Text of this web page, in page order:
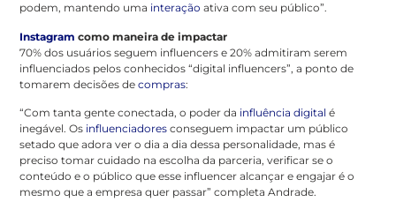
podem, mantendo uma interação ativa com seu público”.
Instagram como maneira de impactar
70% dos usuários seguem influencers e 20% admitiram serem
influenciados pelos conhecidos “digital influencers”, a ponto de
tomarem decisões decompras:
“Com tanta gente conectada, o poder da influência digital é
inegável. Os influenciadores conseguem impactar um público
setado que adora ver o dia a dia dessa personalidade, mas é
preciso tomar cuidado na escolha da parceria, verificar se o
conteúdo e o público que esse influencer alcançar e engajar é o
mesmo que a empresa quer passar” completa Andrade.